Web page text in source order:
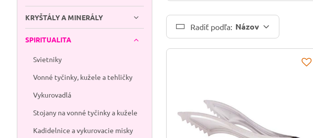
Radiť podľa: Názov
KRYŠTÁLY A MINERÁLY
SPIRITUALITA
Svietniky
Vonné tyčinky, kužele a tehličky
Vykurovadlá
Stojany na vonné tyčinky a kužele
Kadidelnice a vykurovacie misky